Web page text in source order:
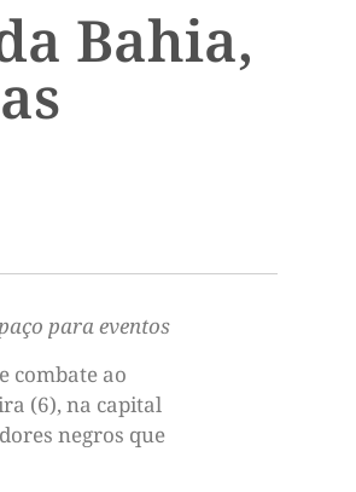
Bahia,
para eventos
combate ao
(6), na capital
negros que